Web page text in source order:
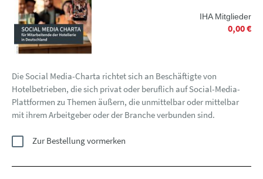
IHA Mitglieder
0,00 €
Die Social Media-Charta richtet sich an Beschäftigte von
Hotelbetrieben, die sich privat oder beruflich auf Social-Media-
Plattformen zu Themen äußern, die unmittelbar oder mittelbar
mit ihrem Arbeitgeber oder der Branche verbunden sind.
Zur Bestellung vormerken